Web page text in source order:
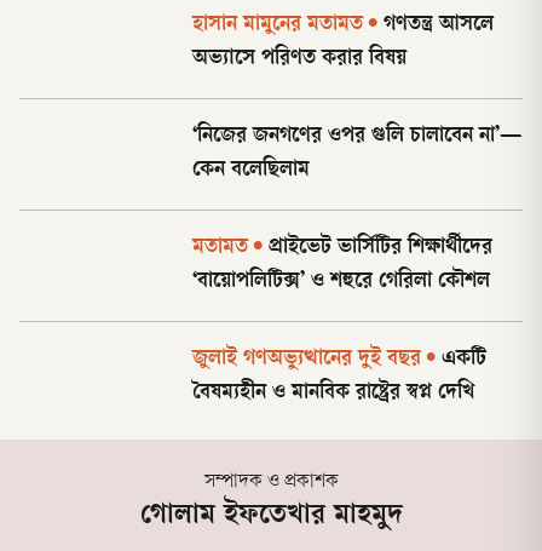
হাসান মামুনের মতামত • গণতন্ত্র আসলে
অভ্যাসে পরিণত করার বিষয়
‘নিজের জনগণের ওপর গুলি চালাবেন না’—
কেন বলেছিলাম
মতামত • প্রাইভেট ভার্সিটির শিক্ষার্থীদের
‘বায়োপলিটিক্স’ ও শহুরে গেরিলা কৌশল
জুলাই গণঅভ্যুত্থানের দুই বছর • একটি
বৈষম্যহীন ও মানবিক রাষ্ট্রের স্বপ্ন দেখি
সম্পাদক ও প্রকাশক
গোলাম ইফতেখার মাহমুদ